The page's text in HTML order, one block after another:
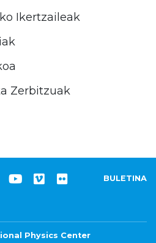
Ikertzaileak
Zerbitzuak
BULETINA
Physics Center